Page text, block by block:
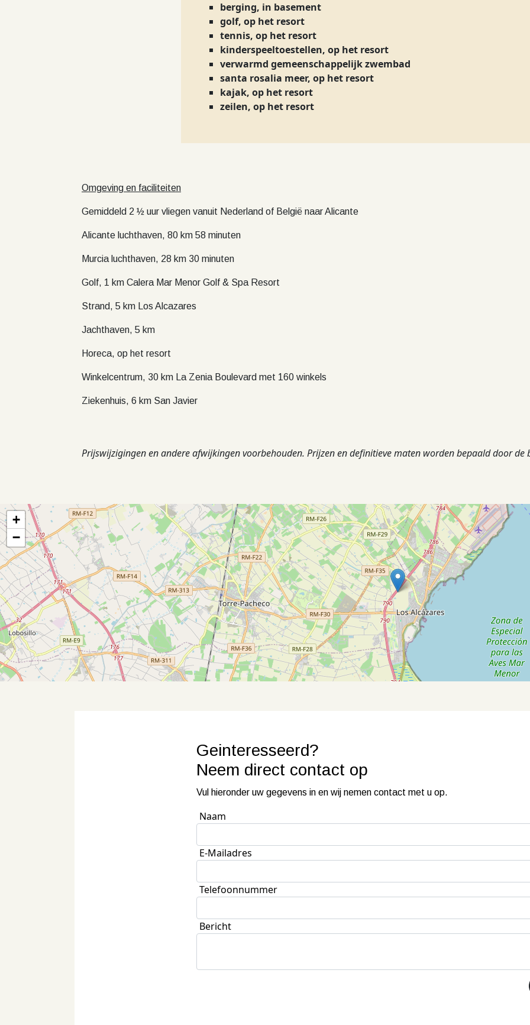
berging, in basement
golf, op het resort
tennis, op het resort
kinderspeeltoestellen, op het resort
verwarmd gemeenschappelijk zwembad
santa rosalia meer, op het resort
kajak, op het resort
zeilen, op het resort
Omgeving en faciliteiten
Gemiddeld 2 ½ uur vliegen vanuit Nederland of België naar Alicante
Alicante luchthaven, 80 km 58 minuten
Murcia luchthaven, 28 km 30 minuten
Golf, 1 km Calera Mar Menor Golf & Spa Resort
Strand, 5 km Los Alcazares
Jachthaven, 5 km
Horeca, op het resort
Winkelcentrum, 30 km La Zenia Boulevard met 160 winkels
Ziekenhuis, 6 km San Javier
Prijswijzigingen en andere afwijkingen voorbehouden. Prijzen en definitieve maten worden bepaald door de
+
−
Geinteresseerd?
Neem direct contact op
Vul hieronder uw gegevens in en wij nemen contact met u op.
Naam
E-Mailadres
Telefoonnummer
Bericht